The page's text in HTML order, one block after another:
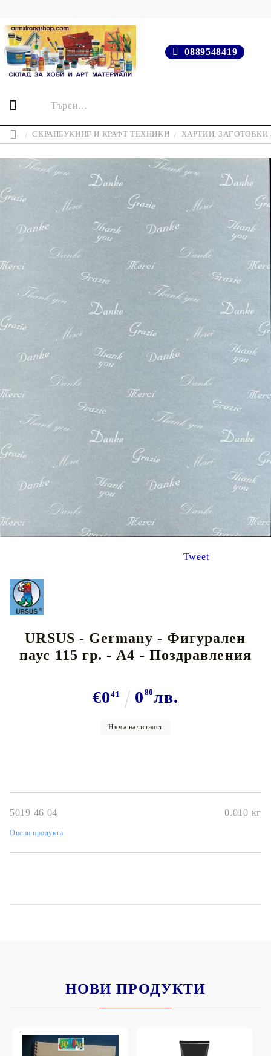
0889548419
СКРАПБУКИНГ И КРАФТ ТЕХНИКИ ХАРТИИ,
Tweet
URSUS - Germany - Фигурален
паус 115 гр. - А4 - Поздравления
€041 0 80лв.
Няма наличност
5019 46 04 0.010 кг
Оцени продукта
НОВИ ПРОДУКТИ